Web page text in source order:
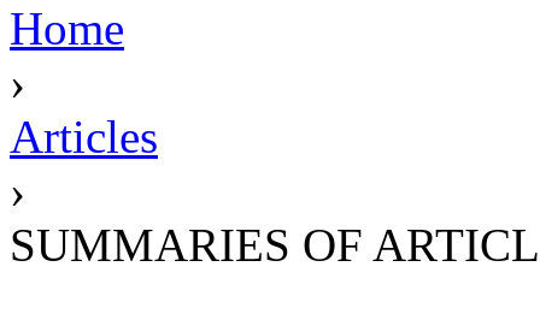
Home
›
Articles
›
SUMMARIES OF